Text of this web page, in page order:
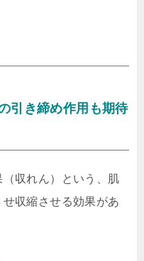
引き締め作用も期待
収れん）という、肌
収縮させる効果があ